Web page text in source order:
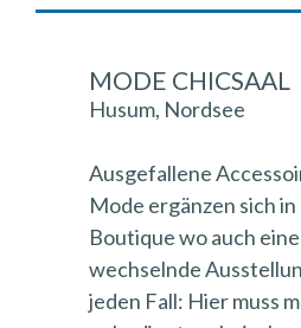
MODE CHICSAAL
Husum, Nordsee
Ausgefallene
Mode ergänzen sich
Boutique wo auch
wechselnde
jeden Fall: Hier muss